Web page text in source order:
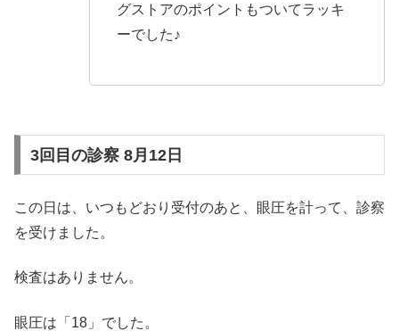
グストアのポイントもついてラッキ
ーでした♪
3回目の診察 8月12日
この日は、いつもどおり受付のあと、眼圧を計って、診察
を受けました。
検査はありません。
眼圧は「18」でした。